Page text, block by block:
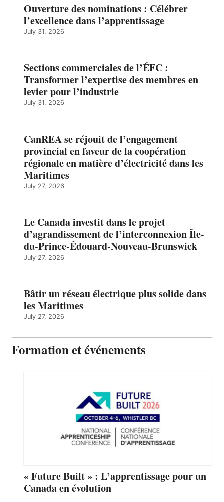
Ouverture des nominations : Célébrer
l’excellence dans l’apprentissage
July 31, 2026
Sections commerciales de l’ÉFC :
Transformer l’expertise des membres en
levier pour l’industrie
July 31, 2026
CanREA se réjouit de l’engagement
provincial en faveur de la coopération
régionale en matière d’électricité dans les
Maritimes
July 27, 2026
Le Canada investit dans le projet
d’agrandissement de l’interconnexion Île-
du-Prince-Édouard-Nouveau-Brunswick
July 27, 2026
Bâtir un réseau électrique plus solide dans
les Maritimes
July 27, 2026
Formation et événements
« Future Built » : L’apprentissage pour un
Canada en évolution